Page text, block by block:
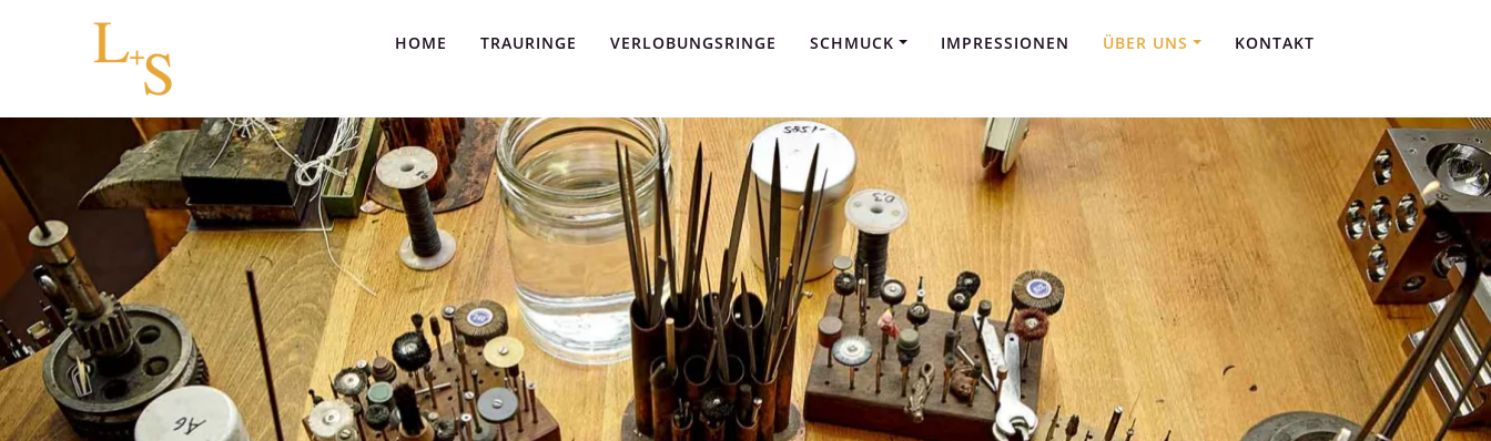
HOME TRAURINGE VERLOBUNGSRINGE SCHMUCK IMPRESSIONEN ÜBER UNS KONTAKT